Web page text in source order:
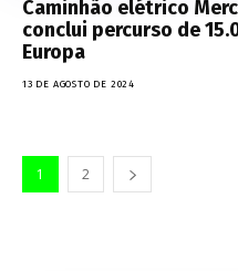
Caminhão elétrico
conclui percurso de
Europa
13 DE AGOSTO DE 2024
1 2